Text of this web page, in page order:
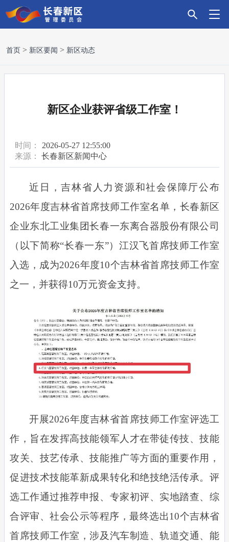
首
页
新
区
政
务
服
主
导
产
技
创
商
引
商
环
建 进
首页 新区要闻 新区动态
新区企业获评省级工作室！
时间：
2026-05-27 12:55:00
来源：
长春新区新闻中心
近日，吉林省人力资源和社会保障厅公布
2026年度吉林省首席技师工作室名单， 长春新区
企业东北工业集团长春一东离合器股份有限公司
（以下简称“长春一东”）江汉飞首席技师工作室
入选，成为2026年度10个吉林省首席技师工作室
之一，并获得10万元资金支持。
开展2026年度吉林省首席技师工作室评选工
作，旨在发挥高技能领军人才在带徒传技、技能
攻关、技艺传承、技能推广等方面的重要作用，
促进技术技能革新成果转化和绝技绝活传承。评
选工作通过推荐申报、专家初评、实地踏查、综
合评审、社会公示等程序，最终选出10个吉林省
首席技师工作室，涉及汽车制造、轨道交通、能